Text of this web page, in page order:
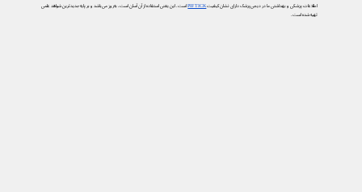
اطلاعات پزشکی و بهداشتی ما در دیجی‌پزشک دارای نشان کیفیتPIF TICKاست. این یعنی استفاده از آن آسان است، به‌روز می‌باشد و بر پایه جدیدترین شواهد علمی
تهیه شده است.